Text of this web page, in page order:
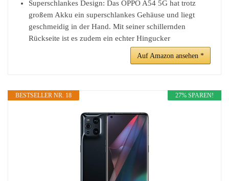
Superschlankes Design: Das OPPO A54 5G hat trotz
großem Akku ein superschlankes Gehäuse und liegt
geschmeidig in der Hand. Mit seiner schillernden
Rückseite ist es zudem ein echter Hingucker
Auf Amazon ansehen *
27% SPAREN!
BESTSELLER NR. 18